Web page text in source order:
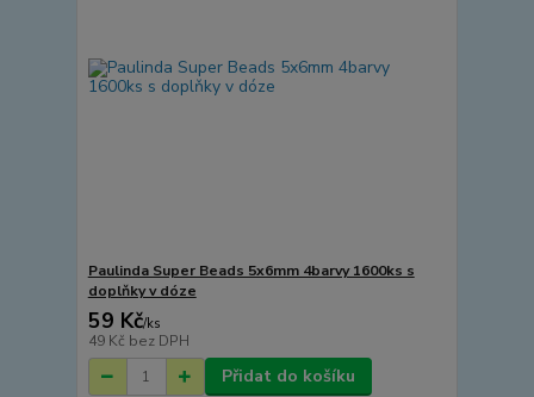
Paulinda Super Beads 5x6mm 4barvy 1600ks s
doplňky v dóze
59 Kč/ks
49 Kč bez DPH
Přidat do košíku